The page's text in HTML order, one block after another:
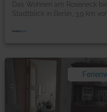
Das Wohnen am Roseneck
Stadtblick in Berlin, 3,9 km